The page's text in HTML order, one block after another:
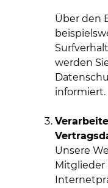
Über den
werden
informiert.
Unsere
Mitglieder